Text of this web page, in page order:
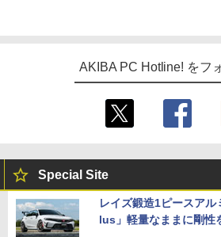
AKIBA PC Hotline! をフ
Special Site
レイズ鍛造1ピースア
lus」軽量なままに剛性